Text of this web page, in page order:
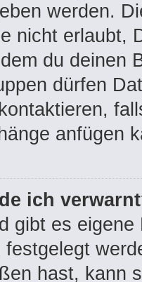
werden.
nicht erlaubt,
du deinen
dürfen
anfügen
ich
gibt es
hast, kann